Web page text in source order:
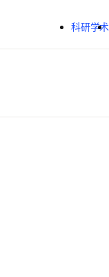
跳转到主内容
科研学术